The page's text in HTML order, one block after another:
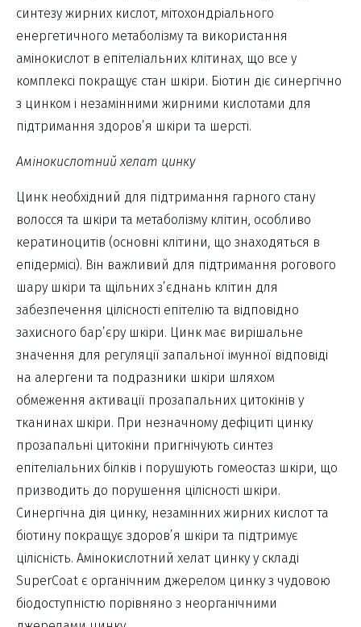
синтезу жирних кислот, мітохондріального
енергетичного метаболізму та використання
амінокислот в епітеліальних клітинах, що все у
комплексі покращує стан шкіри. Біотин діє синергічно
з цинком і незамінними жирними кислотами для
підтримання здоров’я шкіри та шерсті.
Амінокислотний хелат цинку
Цинк необхідний для підтримання гарного стану
волосся та шкіри та метаболізму клітин, особливо
кератиноцитів (основні клітини, що знаходяться в
епідермісі). Він важливий для підтримання рогового
шару шкіри та щільних з’єднань клітин для
забезпечення цілісності епітелію та відповідно
захисного бар’єру шкіри. Цинк має вирішальне
значення для регуляції запальної імунної відповіді
на алергени та подразники шкіри шляхом
обмеження активації прозапальних цитокінів у
тканинах шкіри. При незначному дефіциті цинку
прозапальні цитокіни пригнічують синтез
епітеліальних білків і порушують гомеостаз шкіри, що
призводить до порушення цілісності шкіри.
Синергічна дія цинку, незамінних жирних кислот та
біотину покращує здоров’я шкіри та підтримує
цілісність. Амінокислотний хелат цинку у складі
SuperCoat є органічним джерелом цинку з чудовою
біодоступністю порівняно з неорганічними